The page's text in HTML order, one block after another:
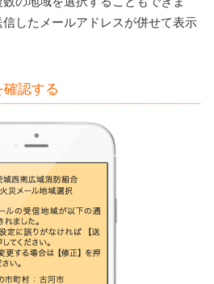
したメールアドレスが併せて表示
認する